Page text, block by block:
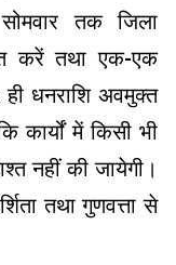
तक जिला
करें तथा एक-एक
धनराशि अवमुक्त
कार्यों में किसी भी
नहीं की जायेगी।
तथा गुणवत्ता से